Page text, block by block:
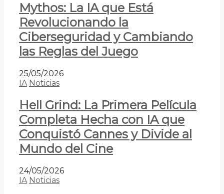
Mythos: La IA que Está
Revolucionando la
Ciberseguridad y Cambiando
las Reglas del Juego
25/05/2026
IA Noticias
Hell Grind: La Primera Película
Completa Hecha con IA que
Conquistó Cannes y Divide al
Mundo del Cine
24/05/2026
IA Noticias